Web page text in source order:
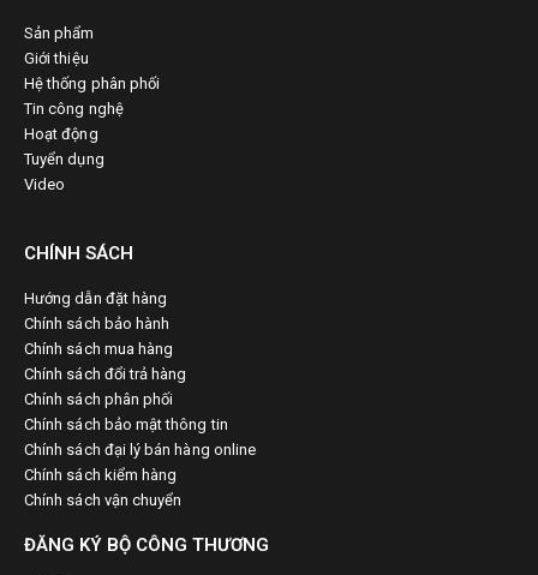
Sản phẩm
Giới thiệu
Hệ thống phân phối
Tin công nghệ
Hoạt động
Tuyển dụng
Video
CHÍNH SÁCH
Hướng dẫn đặt hàng
Chính sách bảo hành
Chính sách mua hàng
Chính sách đổi trả hàng
Chính sách phân phối
Chính sách bảo mật thông tin
Chính sách đại lý bán hàng online
Chính sách kiểm hàng
Chính sách vận chuyển
ĐĂNG KÝ BỘ CÔNG THƯƠNG